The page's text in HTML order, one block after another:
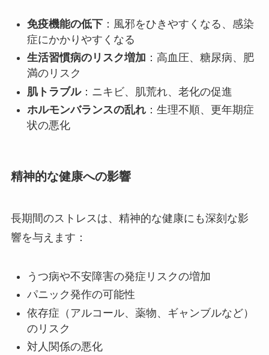
免疫機能の低下：風邪をひきやすくなる、感染
症にかかりやすくなる
生活習慣病のリスク増加 ：高血圧、糖尿病、肥
満のリスク
肌トラブル：ニキビ、肌荒れ、老化の促進
ホルモンバランスの乱れ：生理不順、更年期症
状の悪化
精神的な健康への影響
長期間のストレスは、精神的な健康にも深刻な影
響を与えます：
うつ病や不安障害の発症リスクの増加
パニック発作の可能性
依存症（アルコール、薬物、ギャンブルなど）
のリスク
対人関係の悪化